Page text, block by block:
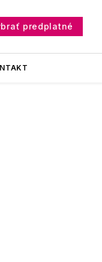
predplatné